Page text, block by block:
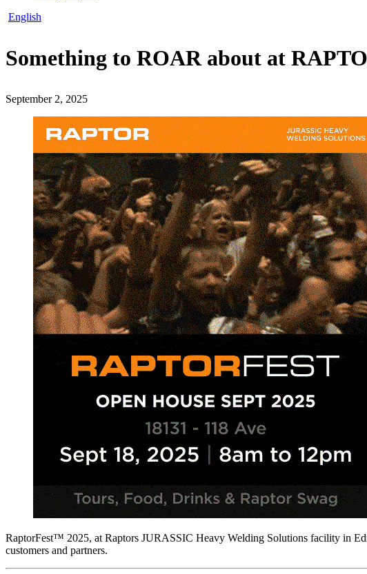
English
Something to ROAR about at
September 2, 2025
RaptorFest™ 2025, at Raptors JURASSIC Heavy Welding Solutions facility in
customers and partners.